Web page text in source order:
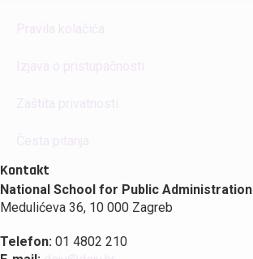
Kontakt
National School for Public Administration
Medulićeva 36, 10 000 Zagreb
Telefon: 01 4802 210